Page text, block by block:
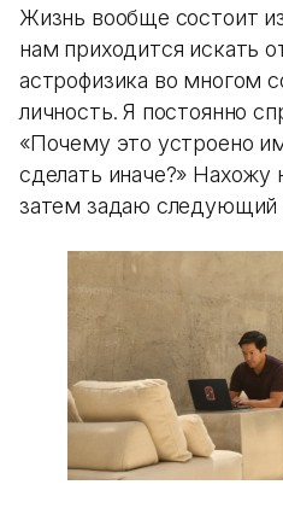
Жизнь вообще состоит
нам приходится искать
астрофизика во многом
личность. Я постоянно
«Почему это устроено
сделать иначе?» Нахожу
затем задаю следующий